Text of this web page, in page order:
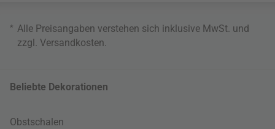
* Alle Preisangaben verstehen sich inklusive MwSt. und
zzgl. Versandkosten
Beliebte Dekorationen
Obstschalen